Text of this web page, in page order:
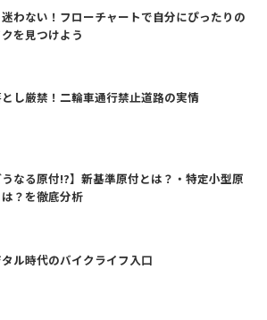
わない！フローチャートで自分にぴったりの
を見つけよう
し厳禁！二輪車通行禁止道路の実情
うなる原付!?】新基準原付とは？・特定小型原
？を徹底分析
ル時代のバイクライフ入口